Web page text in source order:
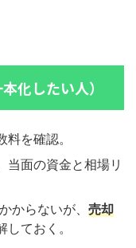
化したい人）
を確認。
当面の資金と相場リ
からないが、 売却
ておく。